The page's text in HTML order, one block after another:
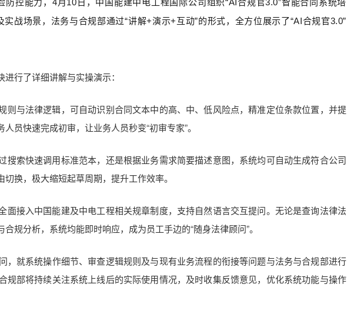
控能力，4月10日，中国能建中电工程国际公司组织“AI合规官3.0”智能合同系统培
战场景，法务与合规部通过“讲解+演示+互动”的形式，全方位展示了“AI合规官3.0”
行了详细讲解与实操演示：
则与法律逻辑，可自动识别合同文本中的高、中、低风险点，精准定位条款位置，并提
员快速完成初审，让业务人员秒变“初审专家”。
搜索快速调用标准范本，还是根据业务需求简要描述意图，系统均可自动生成符合公司
换，极大缩短起草周期，提升工作效率。
面接入中国能建及中电工程相关规章制度，支持自然语言交互提问。无论是查询法律法
规分析，系统均能即时响应，成为员工手边的“随身法律顾问”。
，就系统操作细节、审查逻辑规则及与现有业务流程的衔接等问题与法务与合规部进行
规部将持续关注系统上线后的实际使用情况，及时收集反馈意见，优化系统功能与操作